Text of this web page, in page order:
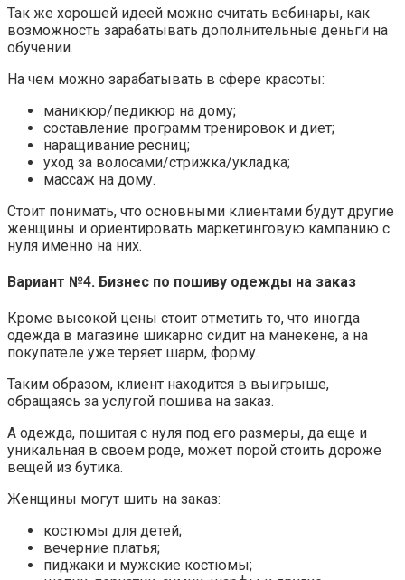
Так же хорошей идеей можно считать вебинары, как
возможность зарабатывать дополнительные деньги на
обучении.
На чем можно зарабатывать в сфере красоты:
маникюр/педикюр на дому;
составление программ тренировок и диет;
наращивание ресниц;
уход за волосами/стрижка/укладка;
массаж на дому.
Стоит понимать, что основными клиентами будут другие
женщины и ориентировать маркетинговую кампанию с
нуля именно на них.
Вариант №4. Бизнес по пошиву одежды на заказ
Кроме высокой цены стоит отметить то, что иногда
одежда в магазине шикарно сидит на манекене, а на
покупателе уже теряет шарм, форму.
Таким образом, клиент находится в выигрыше,
обращаясь за услугой пошива на заказ.
А одежда, пошитая с нуля под его размеры, да еще и
уникальная в своем роде, может порой стоить дороже
вещей из бутика.
Женщины могут шить на заказ:
костюмы для детей;
вечерние платья;
пиджаки и мужские костюмы;